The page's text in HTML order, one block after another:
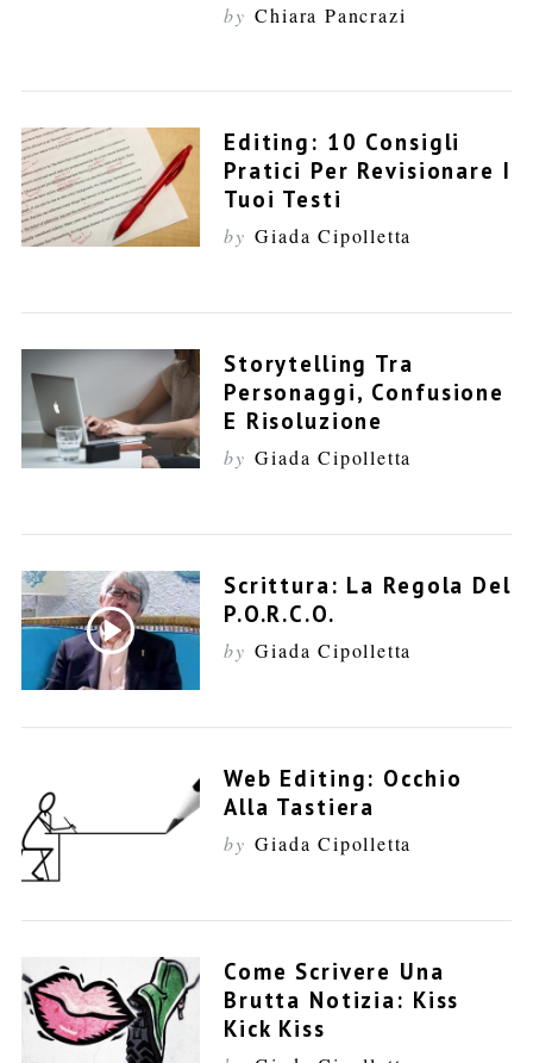
by Chiara Pancrazi
Editing: 10 Consigli
Pratici Per Revisionare I
Tuoi Testi
by Giada Cipolletta
Storytelling Tra
Personaggi, Confusione
E Risoluzione
by Giada Cipolletta
Scrittura: La Regola Del
P.O.R.C.O.
by Giada Cipolletta
Web Editing: Occhio
Alla Tastiera
by Giada Cipolletta
Come Scrivere Una
Brutta Notizia: Kiss
Kick Kiss
a
c
h
f
o
r